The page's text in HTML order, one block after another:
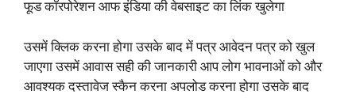
फूड कॉरपोरेशन आफ इंडिया की वेबसाइट का लिंक खुलेगा
उसमें क्लिक करना होगा उसके बाद में पत्र आवेदन पत्र को खुल
जाएगा उसमें आवास सही की जानकारी आप लोग भावनाओं को और
आवश्यक दस्तावेज स्कैन करना अपलोड करना होगा उसके बाद